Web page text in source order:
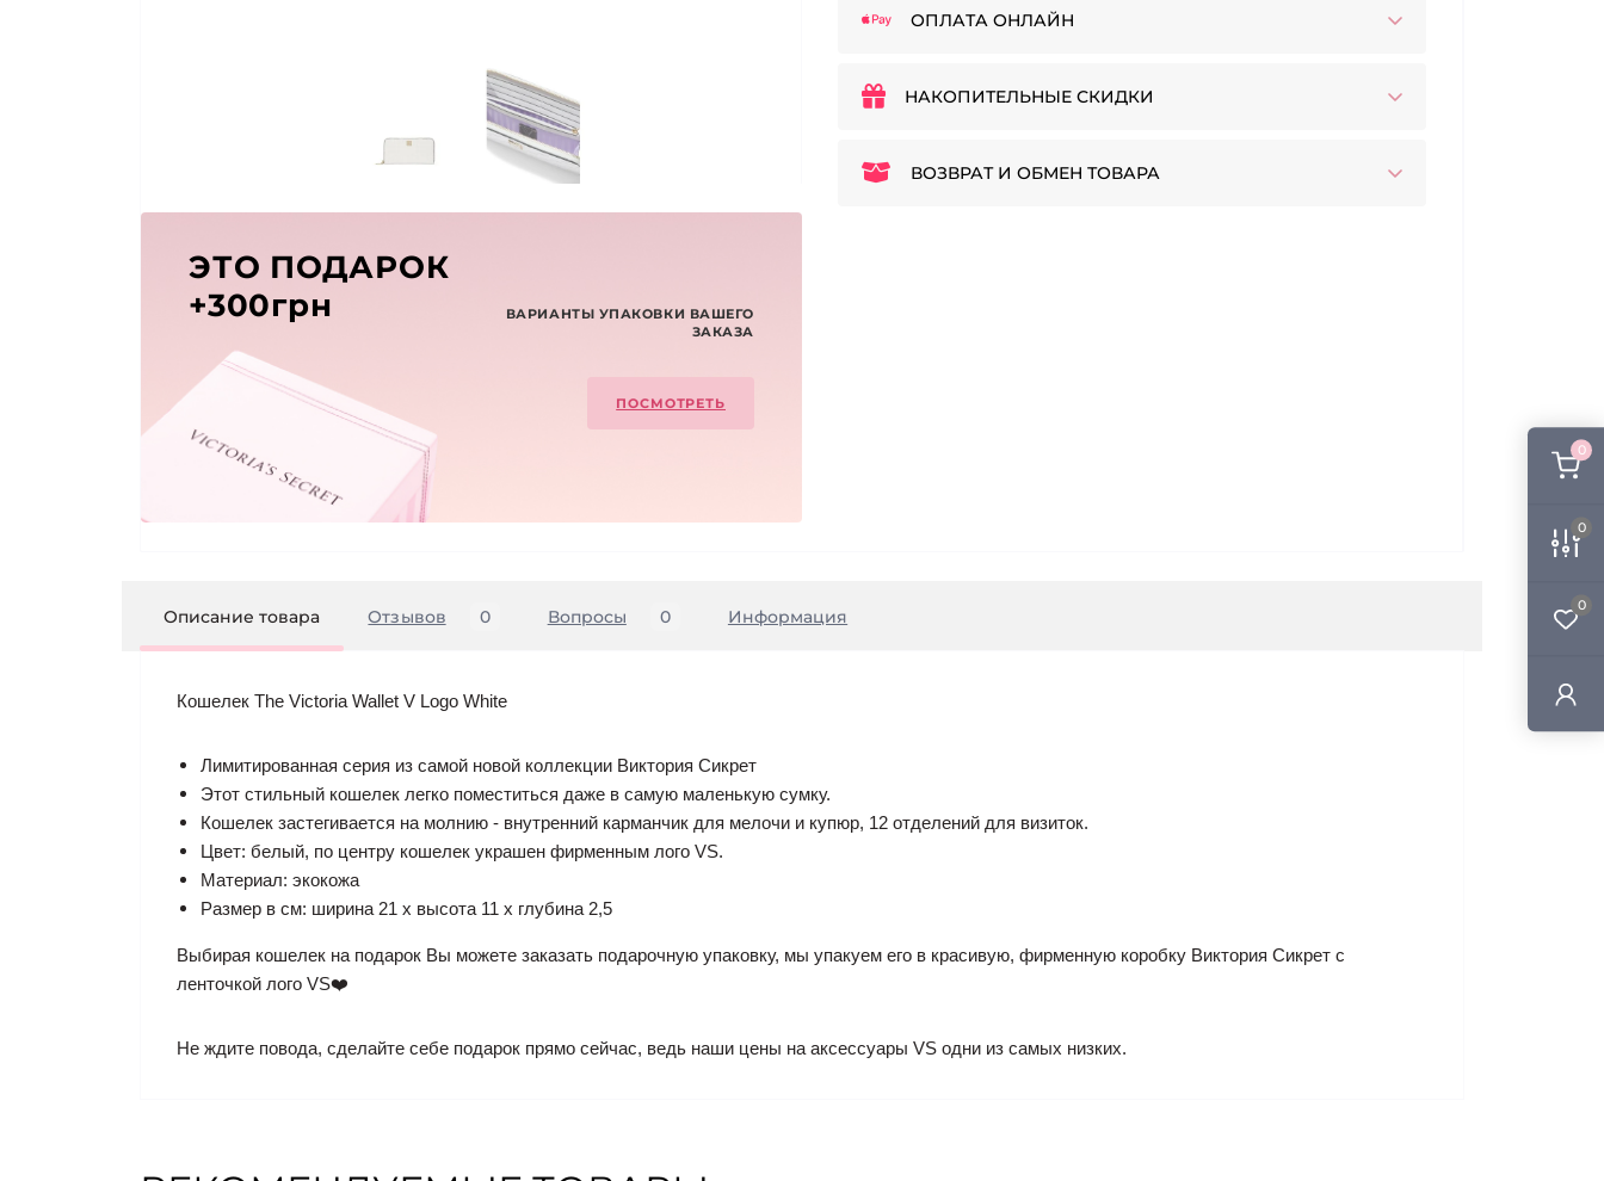
0
0
0
ЭТО ПОДАРОК
+300грн
ВАРИАНТЫ УПАКОВКИ ВАШЕГО
ЗАКАЗА
ПОСМОТРЕТЬ
ОПЛАТА ОНЛАЙН
НАКОПИТЕЛЬНЫЕ СКИДКИ
ВОЗВРАТ И ОБМЕН ТОВАРА
Описание товара Отзывов 0 Вопросы 0 Информация
Кошелек The Victoria Wallet V Logo White
Лимитированная серия из самой новой коллекции Виктория Сикрет
Этот стильный кошелек легко поместиться даже в самую маленькую сумку.
Кошелек застегивается на молнию - внутренний карманчик для мелочи и купюр, 12 отделений для визиток.
Цвет: белый, по центру кошелек украшен фирменным лого VS.
Материал: экокожа
Размер в см: ширина 21 х высота 11 х глубина 2,5
Выбирая кошелек на подарок Вы можете заказать подарочную упаковку, мы упакуем его в красивую, фирменную коробку Виктория Сикрет с
ленточкой лого VS❤️
Не ждите повода, сделайте себе подарок прямо сейчас, ведь наши цены на аксессуары VS одни из самых низких.